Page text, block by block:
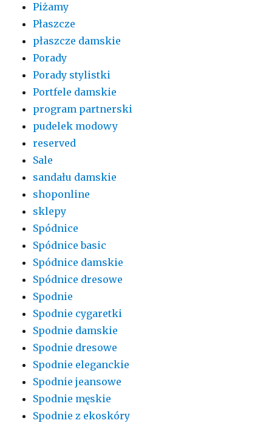
Piżamy
Płaszcze
płaszcze damskie
Porady
Porady stylistki
Portfele damskie
program partnerski
pudelek modowy
reserved
Sale
sandału damskie
shoponline
sklepy
Spódnice
Spódnice basic
Spódnice damskie
Spódnice dresowe
Spodnie
Spodnie cygaretki
Spodnie damskie
Spodnie dresowe
Spodnie eleganckie
Spodnie jeansowe
Spodnie męskie
Spodnie z ekoskóry